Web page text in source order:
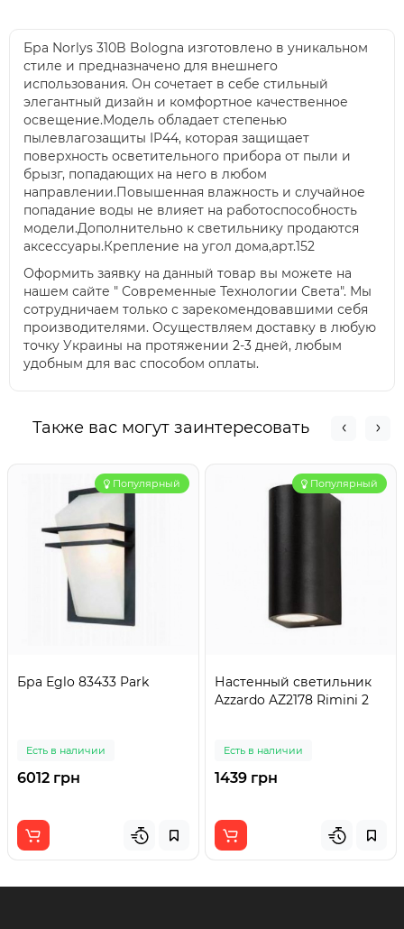
Бра Norlys 310B Bologna изготовлено в уникальном
стиле и предназначено для внешнего
использования. Он сочетает в себе стильный
элегантный дизайн и комфортное качественное
освещение.Модель обладает степенью
пылевлагозащиты IP44, которая защищает
поверхность осветительного прибора от пыли и
брызг, попадающих на него в любом
направлении.Повышенная влажность и случайное
попадание воды не влияет на работоспособность
модели.Дополнительно к светильнику продаются
аксессуары.Крепление на угол дома,арт.152
Оформить заявку на данный товар вы можете на
нашем сайте " Современные Технологии Света". Мы
сотрудничаем только с зарекомендовавшими себя
производителями. Осуществляем доставку в любую
точку Украины на протяжении 2-3 дней, любым
удобным для вас способом оплаты.
Также вас могут заинтересовать
Популярный
Бра Eglo 83433 Park
Есть в наличии
6012 грн
Популярный
Настенный светильник
Azzardo AZ2178 Rimini 2
Есть в наличии
1439 грн